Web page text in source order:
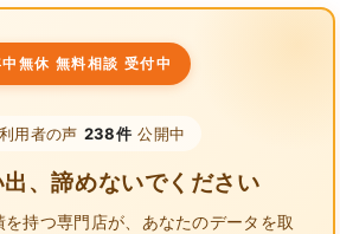
無休 無料相談 受付中
用者の声 238件 公開中
、諦めないでください
持つ専門店が、 あなたのデータを取